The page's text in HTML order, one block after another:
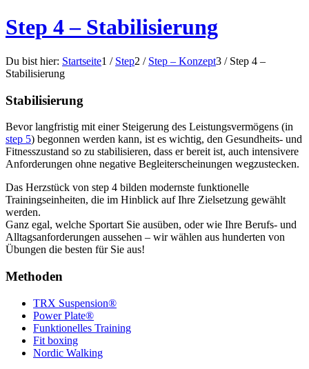
Step 4 – Stabilisierung
Du bist hier: Startseite1 / Step2 / Step – Konzept3 / Step 4 –
Stabilisierung
Stabilisierung
Bevor langfristig mit einer Steigerung des Leistungsvermögens (in
step 5) begonnen werden kann, ist es wichtig, den Gesundheits- und
Fitnesszustand so zu stabilisieren, dass er bereit ist, auch intensivere
Anforderungen ohne negative Begleiterscheinungen wegzustecken.
Das Herzstück von step 4 bilden modernste funktionelle
Trainingseinheiten, die im Hinblick auf Ihre Zielsetzung gewählt
werden.
Ganz egal, welche Sportart Sie ausüben, oder wie Ihre Berufs- und
Alltagsanforderungen aussehen – wir wählen aus hunderten von
Übungen die besten für Sie aus!
Methoden
TRX Suspension®
Power Plate®
Funktionelles Training
Fit boxing
Nordic Walking